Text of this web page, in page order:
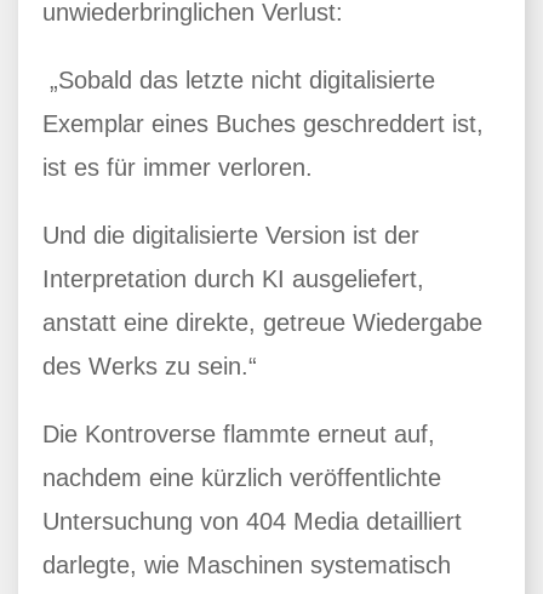
unwiederbringlichen Verlust:
„Sobald das letzte nicht digitalisierte
Exemplar eines Buches geschreddert ist,
ist es für immer verloren.
Und die digitalisierte Version ist der
Interpretation durch KI ausgeliefert,
anstatt eine direkte, getreue Wiedergabe
des Werks zu sein.“
Die Kontroverse flammte erneut auf,
nachdem eine kürzlich veröffentlichte
Untersuchung von 404 Media detailliert
darlegte, wie Maschinen systematisch